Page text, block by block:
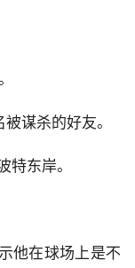
谋杀的好友。
东岸。
他在球场上是不